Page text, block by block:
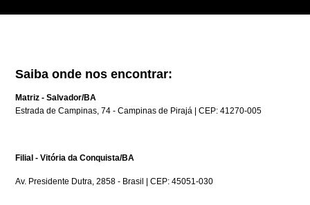
Saiba onde nos encontrar:
Matriz - Salvador/BA
Estrada de Campinas, 74 - Campinas de Pirajá | CEP: 41270-005
Filial - Vitória da Conquista/BA
Av. Presidente Dutra, 2858 - Brasil | CEP: 45051-030